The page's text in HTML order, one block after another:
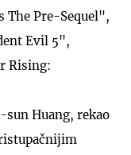
The Pre-Sequel",
Evil 5",
Rising:
sun Huang, rekao